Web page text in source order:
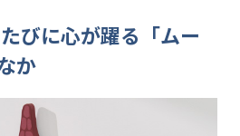
びに心が躍る「ムー
か